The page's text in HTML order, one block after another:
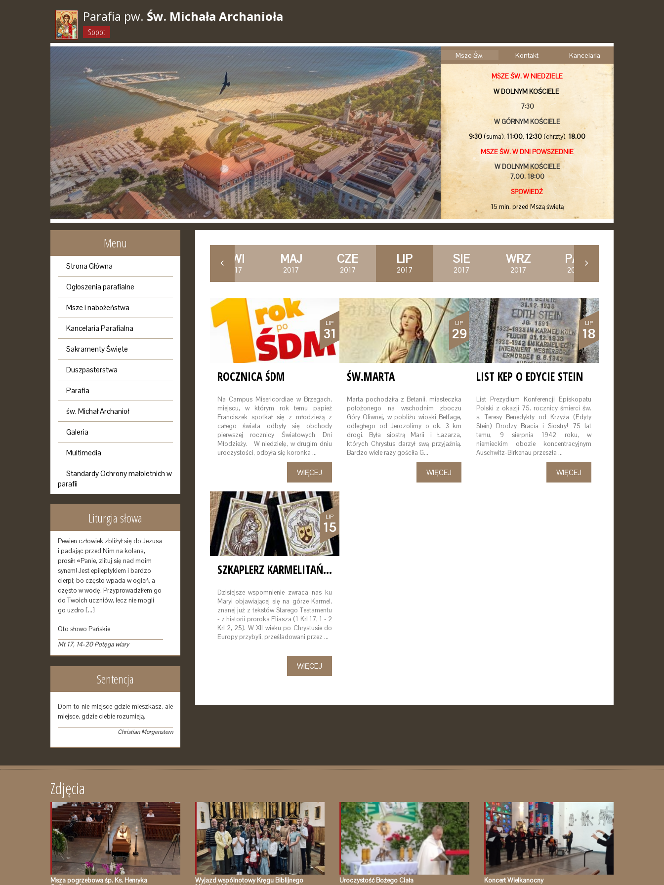
Parafia pw. Św. Michała Archanioła
Sopot
Msze Św. Kontakt Kancelaria
MSZE ŚW. W NIEDZIELE
W DOLNYM KOŚCIELE
7:30
W GÓRNYM KOŚCIELE
9:30(suma), 11:00, 12:30(chrzty), 18.00
MSZE ŚW. W DNI POWSZEDNIE
W DOLNYM KOŚCIELE
7.00, 18:00
SPOWIEDŹ
15 min. przed Mszą świętą
Menu
Strona Główna
Ogłoszenia parafialne
Msze i nabożeństwa
Kancelaria Parafialna
Sakramenty Święte
Duszpasterstwa
Parafia
św. Michał Archanioł
Galeria
Multimedia
Standardy Ochrony małoletnich w
parafii
Liturgia słowa
Pewien człowiek zbliżył się do Jezusa
i padając przed Nim na kolana,
prosił: «Panie, zlituj się nad moim
synem! Jest epileptykiem i bardzo
cierpi; bo często wpada w ogień, a
często w wodę. Przyprowadziłem go
do Twoich uczniów, lecz nie mogli
go uzdro […]
Oto słowo Pańskie
Mt 17, 14-20 Potęga wiary
Sentencja
Dom to nie miejsce gdzie mieszkasz, ale
miejsce, gdzie ciebie rozumieją.
Christian Morgenstern
STY
2017
LUT MAR KWI
2017
MAJ
2017
CZE
2017
LIP
2017
SIE
2017
WRZ
2017
PAŹ
2017
LIP
31
ROCZNICA ŚDM
Na Campus Misericordiae w Brzegach,
miejscu, w którym rok temu papież
Franciszek spotkał się z młodzieżą z
całego świata odbyły się obchody
pierwszej rocznicy Światowych Dni
Młodzieży. W niedzielę, w drugim dniu
uroczystości, odbyła się koronka …
WIĘCEJ
LIP
29
ŚW.MARTA
Marta pochodziła z Betanii, miasteczka
położonego na wschodnim zboczu
Góry Oliwnej, w pobliżu wioski Betfage,
odległego od Jerozolimy o ok. 3 km
drogi. Była siostrą Marii i Łazarza,
których Chrystus darzył swą przyjaźnią.
Bardzo wiele razy gościła G…
WIĘCEJ
LIP
18
LIST KEP O EDYCIE STEIN
List Prezydium Konferencji Episkopatu
Polski z okazji 75. rocznicy śmierci św.
s. Teresy Benedykty od Krzyża (Edyty
Stein) Drodzy Bracia i Siostry! 75 lat
temu, 9 sierpnia 1942 roku, w
niemieckim obozie koncentracyjnym
Auschwitz-Birkenau przeszła …
WIĘCEJ
LIP
15
SZKAPLERZ KARMELITAŃSKI
Dzisiejsze wspomnienie zwraca nas ku
Maryi objawiającej się na górze Karmel,
znanej już z tekstów Starego Testamentu
- z historii proroka Eliasza (1 Krl 17, 1 - 2
Krl 2, 25). W XII wieku po Chrystusie do
Europy przybyli, prześladowani przez …
WIĘCEJ
Zdjęcia
Msza pogrzebowa śp. Ks. Henryka
Wyjazd wspólnotowy Kręgu Biblijnego
Uroczystość Bożego Ciała Koncert Wielkanocny